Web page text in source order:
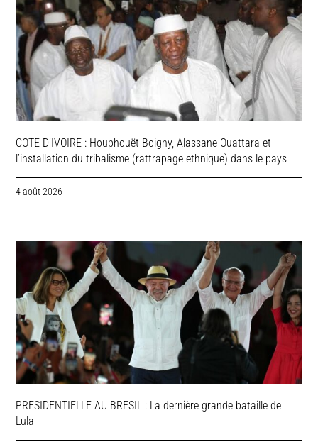
COTE D’IVOIRE : Houphouët-Boigny, Alassane Ouattara et
l’installation du tribalisme (rattrapage ethnique) dans le pays
4 août 2026
PRESIDENTIELLE AU BRESIL : La dernière grande bataille de
Lula